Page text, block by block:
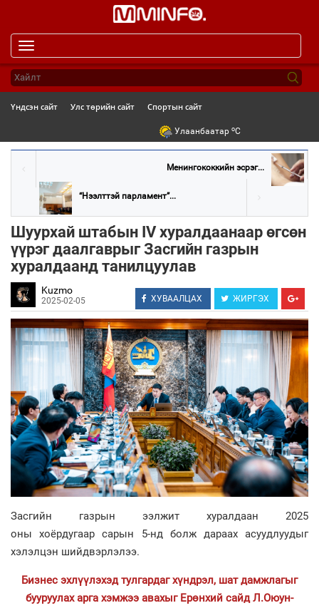
navigation
Үндсэн сайт Улс төрийн сайт Спортын сайт
Улаанбаатар oC
Менингококкийн эсрэг...
“Нээлттэй парламент”...
Шуурхай штабын IV хуралдаанаар өгсөн
үүрэг даалгаврыг Засгийн газрын
хуралдаанд танилцуулав
Kuzmo
2025-02-05 ХУВААЛЦАХ ЖИРГЭХ
Засгийн газрын ээлжит хуралдаан 2025
оны хоёрдугаар сарын 5-нд болж дараах асуудлуудыг
хэлэлцэн шийдвэрлэлээ.
Бизнес эхлүүлэхэд тулгардаг хүндрэл, шат дамжлагыг
бууруулах арга хэмжээ авахыг Ерөнхий сайд Л.Оюун-